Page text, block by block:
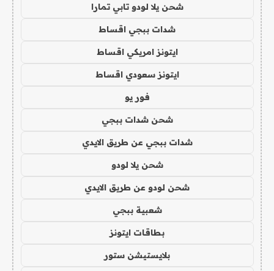
شحن يلا لودو تابي تمارا
شدات ببجي اقساط
ايتونز امريكي اقساط
ايتونز سعودي اقساط
فور يو
شحن شدات ببجي
شدات ببجي عن طريق الايدي
شحن يلا لودو
شحن لودو عن طريق الايدي
شعبية ببجي
بطاقات ايتونز
بلايستيشن ستور